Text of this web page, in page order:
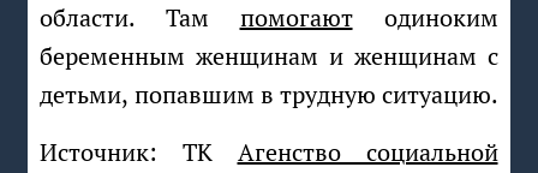
области. Там помогаютодиноким
беременным женщинам и женщинам с
детьми, попавшим в трудную ситуацию.
Источник: ТК Агенство социальной